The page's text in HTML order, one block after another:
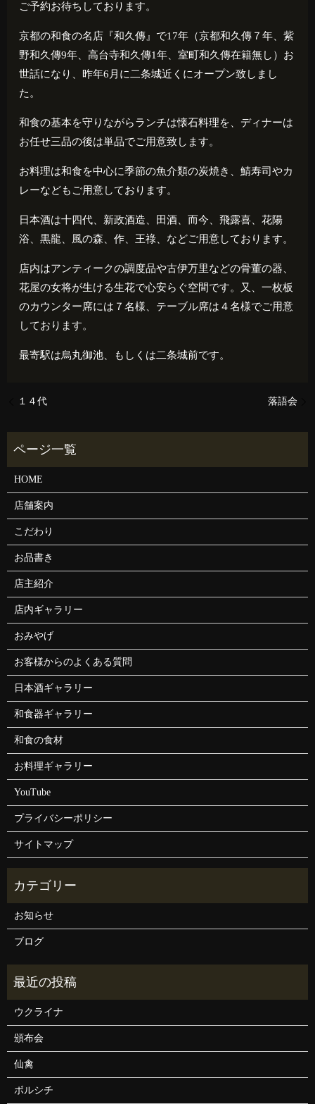
ご予約お待ちしております。
京都の和食の名店『和久傳』で17年（京都和久傳７年、紫
野和久傳9年、高台寺和久傳1年、室町和久傳在籍無し）お
世話になり、昨年6月に二条城近くにオープン致しまし
た。
和食の基本を守りながらランチは懐石料理を、ディナーは
お任せ三品の後は単品でご用意致します。
お料理は和食を中心に季節の魚介類の炭焼き、鯖寿司やカ
レーなどもご用意しております。
日本酒は十四代、新政酒造、田酒、而今、飛露喜、花陽
浴、黒龍、風の森、作、王祿、などご用意しております。
店内はアンティークの調度品や古伊万里などの骨董の器、
花屋の女将が生ける生花で心安らぐ空間です。又、一枚板
のカウンター席には７名様、テーブル席は４名様でご用意
しております。
最寄駅は烏丸御池、もしくは二条城前です。
１４代 落語会
HOME
店舗案内
こだわり
お品書き
店主紹介
店内ギャラリー
おみやげ
お客様からのよくある質問
日本酒ギャラリー
和食器ギャラリー
和食の食材
お料理ギャラリー
YouTube
プライバシーポリシー
サイトマップ
お知らせ
ブログ
ウクライナ
頒布会
仙禽
ボルシチ